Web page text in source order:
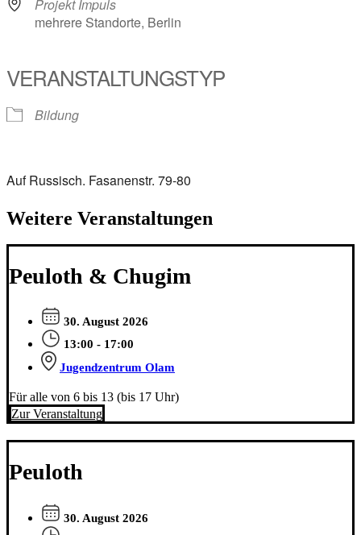
Projekt Impuls
mehrere Standorte, Berlin
VERANSTALTUNGSTYP
Bildung
Auf Russisch. Fasanenstr. 79-80
Weitere Veranstaltungen
Peuloth & Chugim
30. August 2026
13:00 - 17:00
Jugendzentrum Olam
Für alle von 6 bis 13 (bis 17 Uhr)
Zur Veranstaltung
Peuloth
30. August 2026